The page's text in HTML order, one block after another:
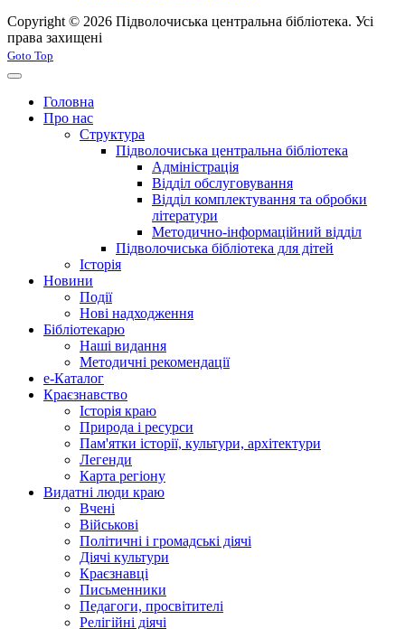
Copyright © 2026 Підволочиська центральна бібліотека. Усі
права захищені
Joomla! 3 Templates
Goto Top
Головна
Про нас
Структура
Підволочиська центральна бібліотека
Адміністрація
Відділ обслуговування
Відділ комплектування та обробки
літератури
Методично-інформаційний відділ
Підволочиська бібліотека для дітей
Історія
Новини
Події
Нові надходження
Бібліотекарю
Наші видання
Методичні рекомендації
e-Каталог
Краєзнавство
Історія краю
Природа і ресурси
Пам'ятки історії, культури, архітектури
Легенди
Карта регіону
Видатні люди краю
Вчені
Військові
Політичні і громадські діячі
Діячі культури
Краєзнавці
Письменники
Педагоги, просвітителі
Релігійні діячі